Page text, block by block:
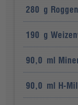
280 g
190 g
90,0 ml
90,0 ml H-